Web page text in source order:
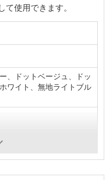
使用できます。
、ドットベージュ、ドッ
ワイト、無地ライトブル